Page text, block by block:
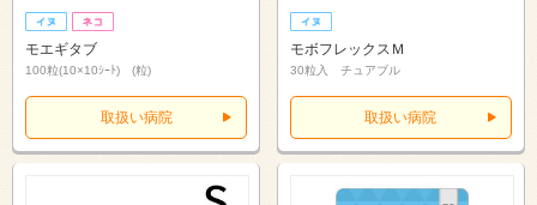
モエギタブ
100粒(10×10ｼｰﾄ) (粒)
取扱い病院
モボフレックスＭ
30粒入 チュアブル
取扱い病院